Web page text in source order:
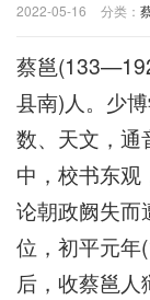
2022-05-16 分类：
蔡邕
县南)人。少
数、天文，通
中，校书东
论朝政阙失而
位，初平元年
后，收蔡邕人